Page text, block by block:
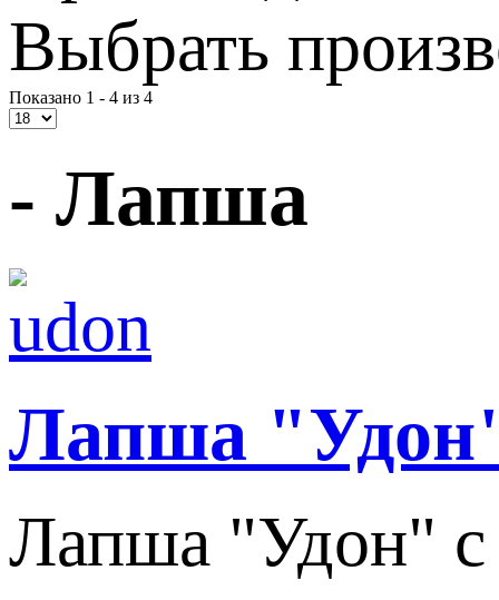
Выбрать
Показано 1 - 4 из 4
- Лапша
Лапша
Лапша "Удон" с